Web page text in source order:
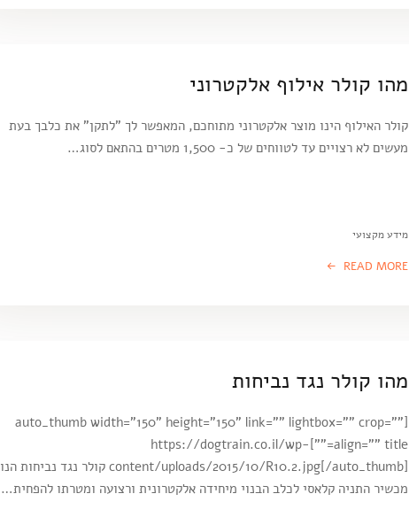
מהו קולר אילוף אלקטרוני
קולר האילוף הינו מוצר אלקטרוני מתוחכם, המאפשר לך "לתקן" את כלבך בעת
מעשים לא רצויים עד לטווחים של כ- 1,500 מטרים בהתאם לסוג…
מידע מקצועי
READ MORE
מהו קולר נגד נביחות
[auto_thumb width="150" height="150" link="" lightbox="" crop=""
align="" title=""]https://dogtrain.co.il/wp-
content/uploads/2015/10/R10.2.jpg[/auto_thumb] קולר נגד נביחות הנו
מכשיר התניה קלאסי לכלב הבנוי מיחידה אלקטרונית ורצועה ומטרתו להפחית…